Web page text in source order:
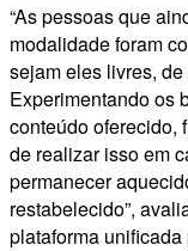
“As pessoas que
modalidade foram
sejam eles livres,
Experimentando os
conteúdo oferecido,
de realizar isso em
permanecer
restabelecido”,
plataforma